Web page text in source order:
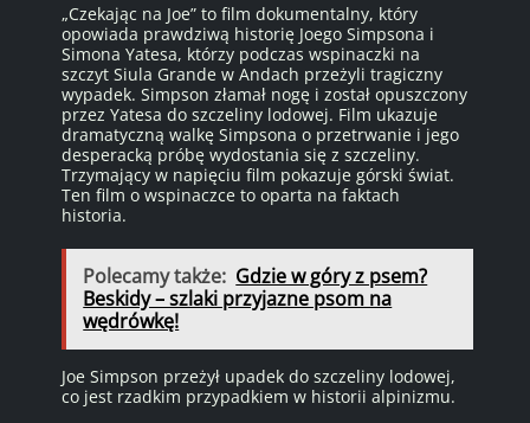
„Czekając na Joe” to film dokumentalny, który
opowiada prawdziwą historię Joego Simpsona i
Simona Yatesa, którzy podczas wspinaczki na
szczyt Siula Grande w Andach przeżyli tragiczny
wypadek. Simpson złamał nogę i został opuszczony
przez Yatesa do szczeliny lodowej. Film ukazuje
dramatyczną walkę Simpsona o przetrwanie i jego
desperacką próbę wydostania się z szczeliny.
Trzymający w napięciu film pokazuje górski świat.
Ten film o wspinaczce to oparta na faktach
historia.
Polecamy także: Gdzie w góry z psem?
Beskidy – szlaki przyjazne psom na
wędrówkę!
Joe Simpson przeżył upadek do szczeliny lodowej,
co jest rzadkim przypadkiem w historii alpinizmu.